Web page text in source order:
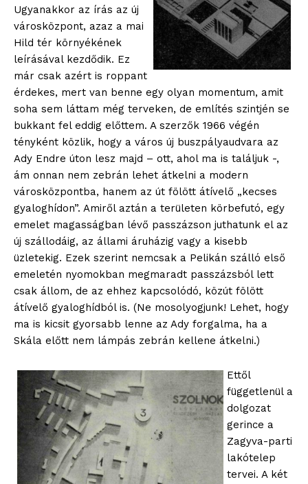
Ugyanakkor az írás az új
városközpont, azaz a mai
Hild tér környékének
leírásával kezdődik. Ez
már csak azért is roppant
érdekes, mert van benne egy olyan momentum, amit
soha sem láttam még terveken, de említés szintjén se
bukkant fel eddig előttem. A szerzők 1966 végén
tényként közlik, hogy a város új buszpályaudvara az
Ady Endre úton lesz majd – ott, ahol ma is találjuk -,
ám onnan nem zebrán lehet átkelni a modern
városközpontba, hanem az út fölött átívelő „kecses
gyaloghídon”. Amiről aztán a területen körbefutó, egy
emelet magasságban lévő passzázson juthatunk el az
új szállodáig, az állami áruházig vagy a kisebb
üzletekig. Ezek szerint nemcsak a Pelikán szálló első
emeletén nyomokban megmaradt passzázsból lett
csak állom, de az ehhez kapcsolódó, közút fölött
átívelő gyaloghídból is. (Ne mosolyogjunk! Lehet, hogy
ma is kicsit gyorsabb lenne az Ady forgalma, ha a
Skála előtt nem lámpás zebrán kellene átkelni.)
Ettől
függetlenül a
dolgozat
gerince a
Zagyva-parti
lakótelep
tervei. A két